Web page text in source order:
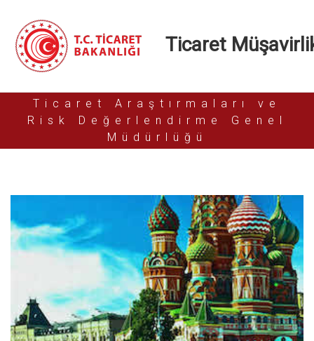
Ticaret
Ticaret Araştırmaları ve
Risk Değerlendirme Genel
Müdürlüğü